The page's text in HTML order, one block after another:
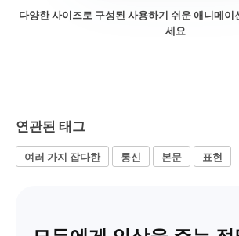
다양한 사이즈로 구성된 사용하기 쉬운 애니메이
세요
연관된 태그
여러 가지 잡다한 통신 본문 표현